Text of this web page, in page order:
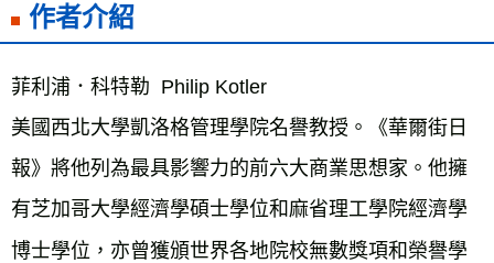
作者介紹
菲利浦．科特勒  Philip Kotler
美國西北大學凱洛格管理學院名譽教授。《華爾街日
報》將他列為最具影響力的前六大商業思想家。他擁
有芝加哥大學經濟學碩士學位和麻省理工學院經濟學
博士學位，亦曾獲頒世界各地院校無數獎項和榮譽學